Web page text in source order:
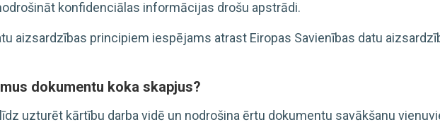
konfidenciālas informācijas drošu apstrādi.
aizsardzības principiem iespējams atrast Eiropas Savienības datu
dokumentu koka skapjus?
uzturēt kārtību darba vidē un nodrošina ērtu dokumentu savākšanu